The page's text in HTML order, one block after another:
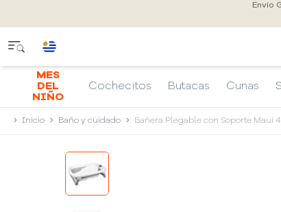
Envío
MES
DEL
NIÑO
Cochecitos Butacas Cunas
Inicio Baño y cuidado Bañera Plegable con Soporte Maui